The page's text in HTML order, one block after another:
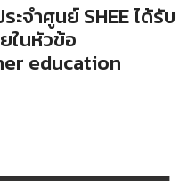
ะจำศูนย์ SHEE ได้รับ
ในหัวข้อ
education